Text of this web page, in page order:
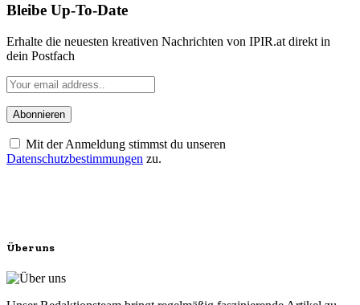
Bleibe Up-To-Date
Erhalte die neuesten kreativen Nachrichten von IPIR.at direkt in
dein Postfach
Mit der Anmeldung stimmst du unseren
Datenschutzbestimmungen zu.
Über uns